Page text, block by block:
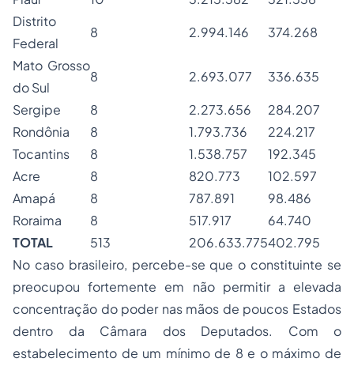
Distrito
Federal
8 2.994.146
374.268
Mato Grosso
do Sul
8 2.693.077
336.635
Sergipe
8 2.273.656
284.207
Rondônia
8 1.793.736
224.217
Tocantins
8 1.538.757
192.345
Acre
8 820.773
102.597
Amapá
8 787.891
98.486
Roraima
8 517.917
64.740
TOTAL
513 206.633.775402.795
No caso brasileiro, percebe-se que o constituinte se
preocupou fortemente em não permitir a elevada
concentração do poder nas mãos de poucos Estados
dentro da Câmara dos Deputados. Com o
estabelecimento de um mínimo de 8 e o máximo de